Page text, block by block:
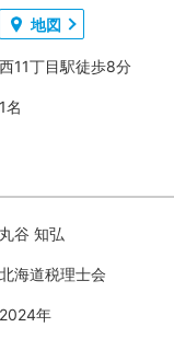
地図
西11丁目駅徒歩8分
1名
丸谷 知弘
北海道税理士会
2024年